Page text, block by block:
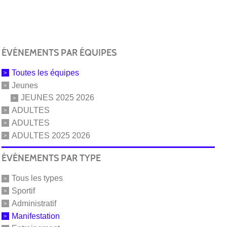
ÉVÉNEMENTS PAR ÉQUIPES
Toutes les équipes
Jeunes
JEUNES 2025 2026
ADULTES
ADULTES
ADULTES 2025 2026
ÉVÉNEMENTS PAR TYPE
Tous les types
Sportif
Administratif
Manifestation